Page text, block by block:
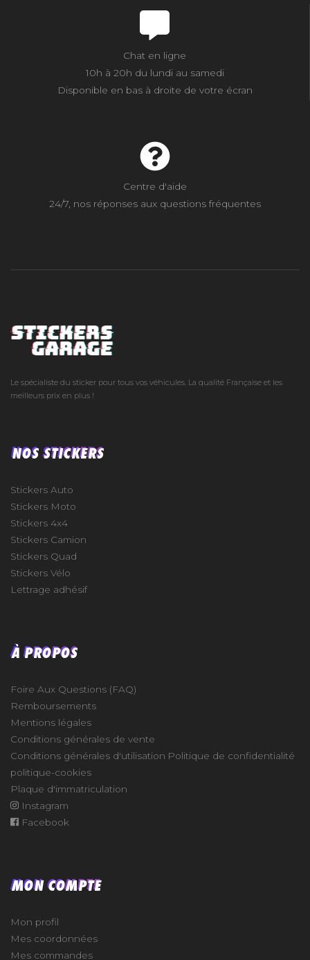
Chat en ligne
10h à 20h du lundi au samedi
Disponible en bas à droite de votre écran
Centre d'aide
24/7, nos réponses aux questions fréquentes
Le spécialiste du sticker pour tous vos véhicules. La qualité Française et les
meilleurs prix en plus !
NOS STICKERS
Stickers Auto
Stickers Moto
Stickers 4x4
Stickers Camion
Stickers Quad
Stickers Vélo
Lettrage adhésif
À PROPOS
Foire Aux Questions (FAQ)
Remboursements
Mentions légales
Conditions générales de vente
Conditions générales d'utilisation Politique de confidentialité
politique-cookies
Plaque d'immatriculation
Instagram
Facebook
MON COMPTE
Mon profil
Mes coordonnées
Mes commandes